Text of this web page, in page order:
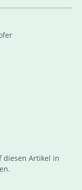
diesen Artikel in